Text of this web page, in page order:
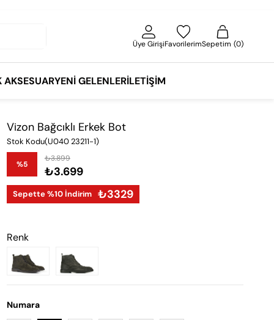
Üye GirişiFavorilerimSepetim 0
AKSESUARYENI GELENLERİLETIŞIM
Vizon Bağcıklı Erkek Bot
Stok Kodu(U040 23211-1)
%5
İndirim
₺3.899
₺3.699
Sepette %10 İndirim ₺3329
Renk
Numara